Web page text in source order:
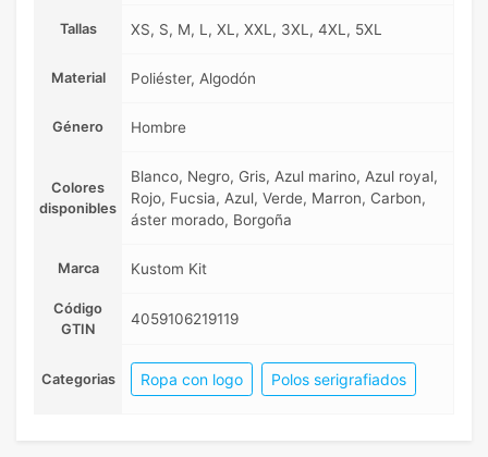
Tallas XS, S, M, L, XL, XXL, 3XL, 4XL, 5XL
Material Poliéster, Algodón
Género Hombre
Colores
disponibles
Blanco, Negro, Gris, Azul marino, Azul royal,
Rojo, Fucsia, Azul, Verde, Marron, Carbon,
áster morado, Borgoña
Marca Kustom Kit
Código
GTIN
4059106219119
Categorias Ropa con logo Polos serigrafiados